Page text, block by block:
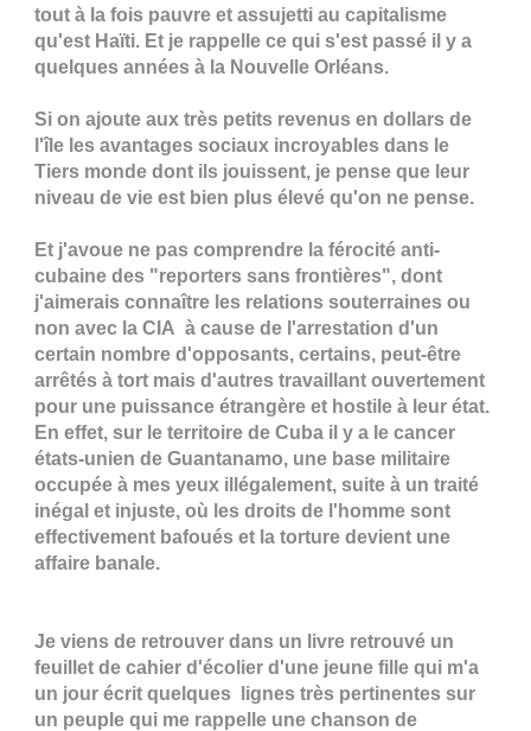
tout à la fois pauvre et assujetti au capitalisme
qu'est Haïti. Et je rappelle ce qui s'est passé il y a
quelques années à la Nouvelle Orléans.
Si on ajoute aux très petits revenus en dollars de
l'île les avantages sociaux incroyables dans le
Tiers monde dont ils jouissent, je pense que leur
niveau de vie est bien plus élevé qu'on ne pense.
Et j'avoue ne pas comprendre la férocité anti-
cubaine des "reporters sans frontières", dont
j'aimerais connaître les relations souterraines ou
non avec la CIA à cause de l'arrestation d'un
certain nombre d'opposants, certains, peut-être
arrêtés à tort mais d'autres travaillant ouvertement
pour une puissance étrangère et hostile à leur état.
En effet, sur le territoire de Cuba il y a le cancer
états-unien de Guantanamo, une base militaire
occupée à mes yeux illégalement, suite à un traité
inégal et injuste, où les droits de l'homme sont
effectivement bafoués et la torture devient une
affaire banale.
Je viens de retrouver dans un livre retrouvé un
feuillet de cahier d'écolier d'une jeune fille qui m'a
un jour écrit quelques lignes très pertinentes sur
un peuple qui me rappelle une chanson de